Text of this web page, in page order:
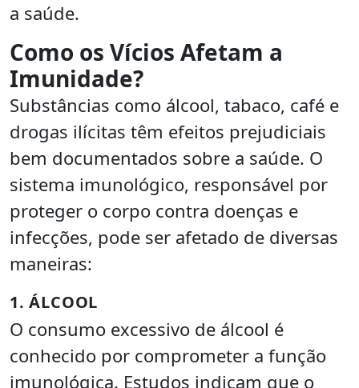
a saúde.
Como os Vícios Afetam a
Imunidade?
Substâncias como álcool, tabaco, café e
drogas ilícitas têm efeitos prejudiciais
bem documentados sobre a saúde. O
sistema imunológico, responsável por
proteger o corpo contra doenças e
infecções, pode ser afetado de diversas
maneiras:
1. ÁLCOOL
O consumo excessivo de álcool é
conhecido por comprometer a função
imunológica. Estudos indicam que o